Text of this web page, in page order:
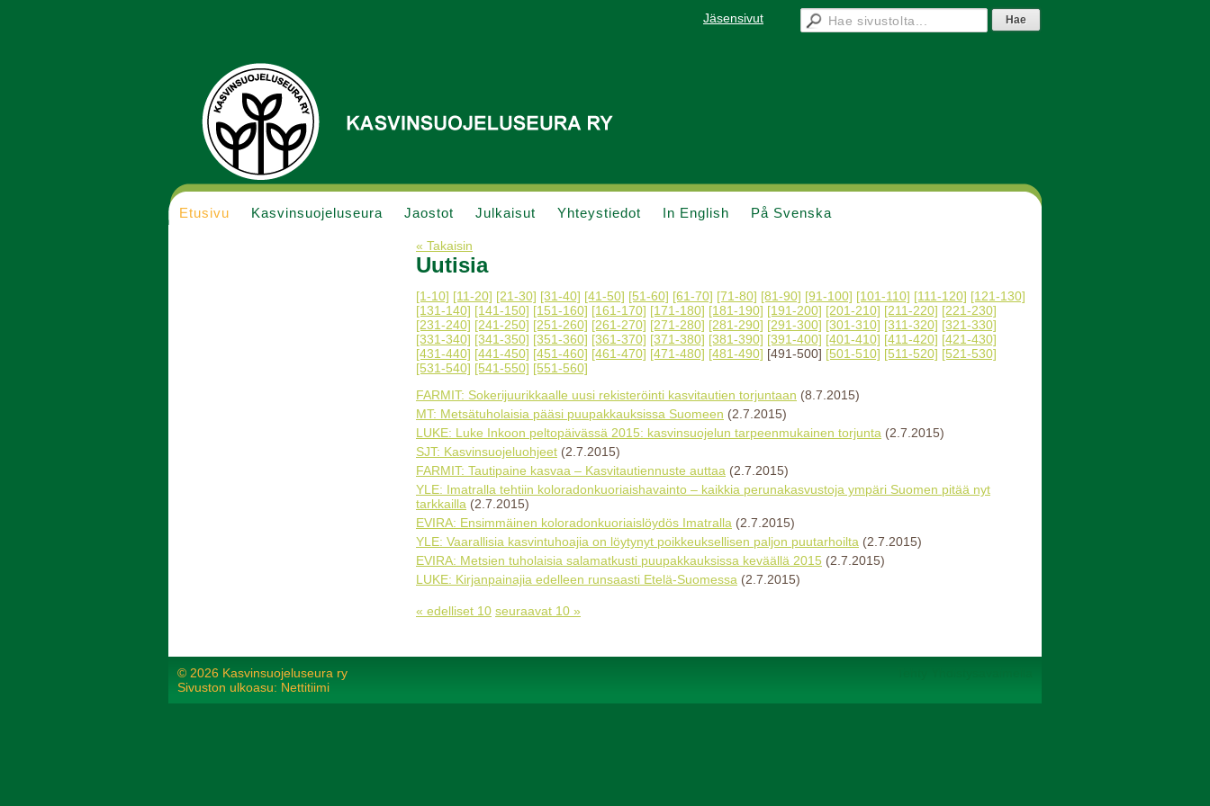
Jäsensivut
Etusivu Kasvinsuojeluseura Jaostot Julkaisut Yhteystiedot In English På Svenska
« Takaisin
Uutisia
[1-10] [11-20] [21-30] [31-40] [41-50] [51-60] [61-70] [71-80] [81-90] [91-100] [101-110] [111-120] [121-130]
[131-140] [141-150] [151-160] [161-170] [171-180] [181-190] [191-200] [201-210] [211-220] [221-230]
[231-240] [241-250] [251-260] [261-270] [271-280] [281-290] [291-300] [301-310] [311-320] [321-330]
[331-340] [341-350] [351-360] [361-370] [371-380] [381-390] [391-400] [401-410] [411-420] [421-430]
[431-440] [441-450] [451-460] [461-470] [471-480] [481-490] [491-500] [501-510] [511-520] [521-530]
[531-540] [541-550] [551-560]
FARMIT: Sokerijuurikkaalle uusi rekisteröinti kasvitautien torjuntaan (8.7.2015)
MT: Metsätuholaisia pääsi puupakkauksissa Suomeen (2.7.2015)
LUKE: Luke Inkoon peltopäivässä 2015: kasvinsuojelun tarpeenmukainen torjunta (2.7.2015)
SJT: Kasvinsuojeluohjeet (2.7.2015)
FARMIT: Tautipaine kasvaa – Kasvitautiennuste auttaa (2.7.2015)
YLE: Imatralla tehtiin koloradonkuoriaishavainto – kaikkia perunakasvustoja ympäri Suomen pitää nyt
tarkkailla (2.7.2015)
EVIRA: Ensimmäinen koloradonkuoriaislöydös Imatralla (2.7.2015)
YLE: Vaarallisia kasvintuhoajia on löytynyt poikkeuksellisen paljon puutarhoilta (2.7.2015)
EVIRA: Metsien tuholaisia salamatkusti puupakkauksissa keväällä 2015 (2.7.2015)
LUKE: Kirjanpainajia edelleen runsaasti Etelä-Suomessa (2.7.2015)
« edelliset 10 seuraavat 10 »
© 2026 Kasvinsuojeluseura ry
Sivuston ulkoasu: Nettitiimi